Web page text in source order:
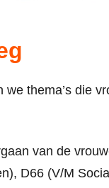
thema’s die
van de
D66 (V/M